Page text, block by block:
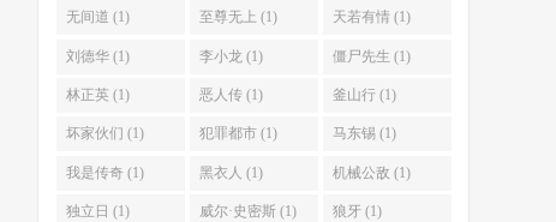
无间道 (1) 至尊无上 (1) 天若有情 (1)
刘德华 (1) 李小龙 (1) 僵尸先生 (1)
林正英 (1) 恶人传 (1) 釜山行 (1)
坏家伙们 (1) 犯罪都市 (1) 马东锡 (1)
我是传奇 (1) 黑衣人 (1) 机械公敌 (1)
独立日 (1) 威尔·史密斯 (1) 狼牙 (1)